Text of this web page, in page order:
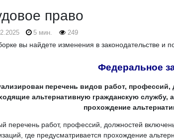
право
5 мин. 249
вы найдете изменения в законодательстве и
Федеральное
перечень видов работ,
альтернативную гражданскую службу,
прохождение
перечень работ, профессий, должностей
где предусматривается прохождение